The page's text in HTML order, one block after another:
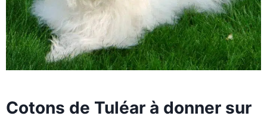
Cotons de Tuléar à donner sur